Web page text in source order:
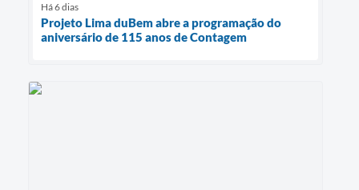
Há 6 dias
Projeto Lima duBem abre a programação do
aniversário de 115 anos de Contagem